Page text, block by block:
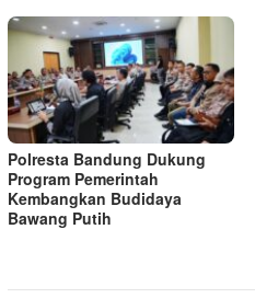
Polresta Bandung Dukung
Program Pemerintah
Kembangkan Budidaya
Bawang Putih